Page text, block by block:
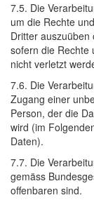
7.5. Die
um die Rechte
Dritter
sofern die Rechte
nicht verletzt
7.6. Die
Zugang einer
Person, der die
wird (im
Daten).
7.7. Die
gemäss
offenbaren sind.